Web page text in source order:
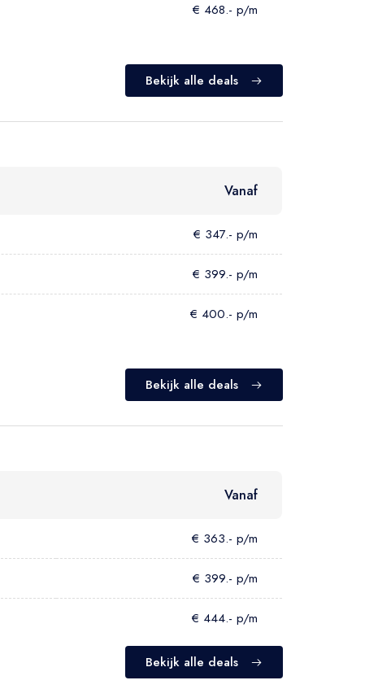
€ 468.- p/m
Bekijk alle deals
Vanaf
€ 347.- p/m
€ 399.- p/m
€ 400.- p/m
Bekijk alle deals
Vanaf
€ 363.- p/m
€ 399.- p/m
€ 444.- p/m
Bekijk alle deals